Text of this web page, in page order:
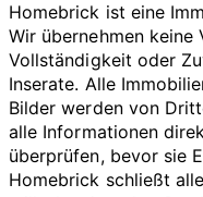
Homebrick ist eine
Wir übernehmen
Vollständigkeit oder
Inserate. Alle
Bilder werden von
alle Informationen
überprüfen, bevor sie
Homebrick schließt